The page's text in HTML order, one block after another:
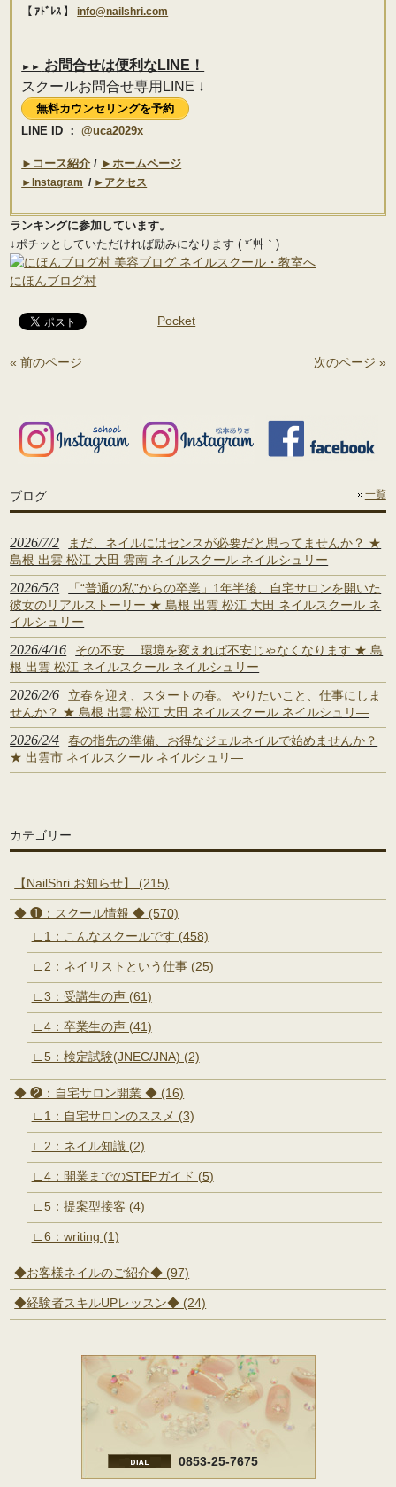
【 ｱﾄﾞﾚｽ 】info@nailshri.com
►► お問合せは便利なLINE！
スクールお問合せ専用LINE ↓
無料カウンセリングを予約
LINE ID ：
@uca2029x
►コース紹介 / ►ホームページ
►Instagram / ►アクセス
ランキングに参加しています。
↓ポチッとしていただければ励みになります ( *´艸｀)
にほんブログ村
Pocket
« 前のページ 次のページ »
ブログ 一覧
2026/7/2
まだ、ネイルにはセンスが必要だと思ってませんか？ ★
島根 出雲 松江 大田 雲南 ネイルスクール ネイルシュリー
2026/5/3
「“普通の私”からの卒業」1年半後、自宅サロンを開いた
彼女のリアルストーリー ★ 島根 出雲 松江 大田 ネイルスクール ネ
イルシュリー
2026/4/16
その不安… 環境を変えれば不安じゃなくなります ★ 島
根 出雲 松江 ネイルスクール ネイルシュリー
2026/2/6
立春を迎え、スタートの春。 やりたいこと、仕事にしま
せんか？ ★ 島根 出雲 松江 大田 ネイルスクール ネイルシュリ―
2026/2/4
春の指先の準備、お得なジェルネイルで始めませんか？
★ 出雲市 ネイルスクール ネイルシュリ―
カテゴリー
【NailShri お知らせ】 (215)
◆ ❶：スクール情報 ◆ (570)
∟1：こんなスクールです (458)
∟2：ネイリストという仕事 (25)
∟3：受講生の声 (61)
∟4：卒業生の声 (41)
∟5：検定試験(JNEC/JNA) (2)
◆ ❷：自宅サロン開業 ◆ (16)
∟1：自宅サロンのススメ (3)
∟2：ネイル知識 (2)
∟4：開業までのSTEPガイド (5)
∟5：提案型接客 (4)
∟6：writing (1)
◆お客様ネイルのご紹介◆ (97)
◆経験者スキルUPレッスン◆ (24)
0853-25-7675